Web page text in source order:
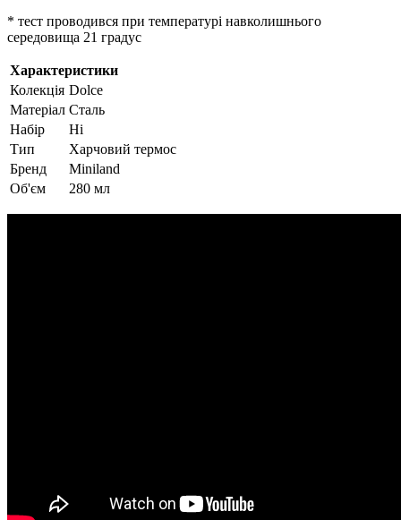
* тест проводився при температурі навколишнього
середовища 21 градус
Характеристики
Колекція Dolce
Матеріал Сталь
Набір
Ні
Тип
Харчовий термос
Бренд
Miniland
Об'єм
280 мл